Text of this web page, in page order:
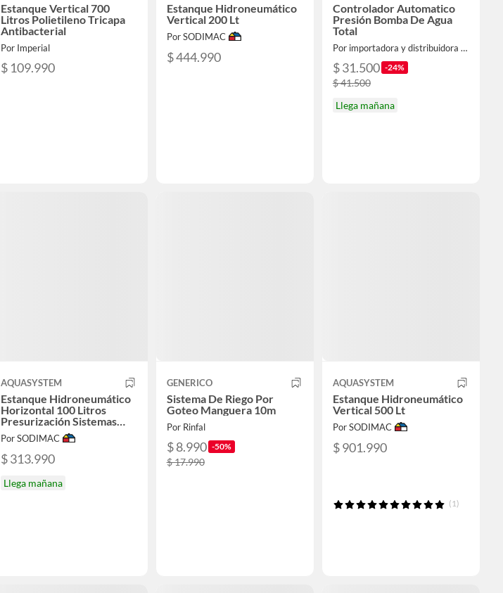
Estanque Vertical 700
Litros Polietileno Tricapa
Antibacterial
Por Imperial
$ 109.990
Estanque Hidroneumático
Vertical 200 Lt
Por SODIMAC
$ 444.990
Controlador Automatico
Presión Bomba De Agua
Total
Por importadora y distribuidora ferroelectronic spa
$ 31.500 -24%
$ 41.500
Llega mañana
AQUASYSTEM
Estanque Hidroneumático
Horizontal 100 Litros
Presurización Sistemas
Hídricos
Por SODIMAC
$ 313.990
Llega mañana
GENERICO
Sistema De Riego Por
Goteo Manguera 10m
Por Rinfal
$ 8.990 -50%
$ 17.990
AQUASYSTEM
Estanque Hidroneumático
Vertical 500 Lt
Por SODIMAC
$ 901.990
(1)